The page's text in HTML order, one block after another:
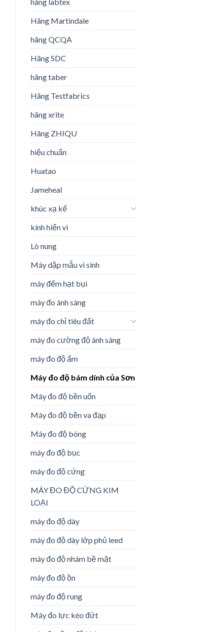
Hãng Martindale
hãng QCQA
Hãng SDC
hãng taber
Hãng Testfabrics
hãng xrite
Hãng ZHIQU
hiệu chuẩn
Huatao
Jameheal
khúc xạ kế
kính hiển vi
Lò nung
Máy dập mẫu vi sinh
máy đếm hạt bụi
máy đo ánh sáng
máy đo chỉ tiêu đất
máy đo cường độ ánh sáng
máy đo độ ẩm
Máy đo độ bám dính của Sơn
Máy đo độ bền uốn
Máy đo độ bền va đạp
Máy đo độ bóng
máy đo độ bục
máy đo độ cứng
MÁY ĐO ĐỘ CỨNG KIM
LOẠI
máy đo độ dày
máy đo độ dày lớp phủ leed
máy đo độ nhám bề mặt
máy đo độ ồn
máy đo độ rung
Máy đo lực kéo đứt